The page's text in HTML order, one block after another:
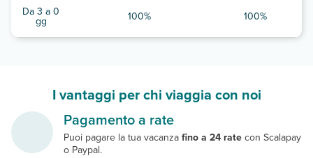
Da 3 a 0
gg 100% 100%
I vantaggi per chi viaggia con noi
Pagamento a rate
Puoi pagare la tua vacanzafino a 24 ratecon Scalapay
o Paypal.